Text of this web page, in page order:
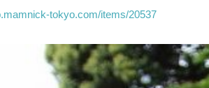
tokyo.com/items/20537